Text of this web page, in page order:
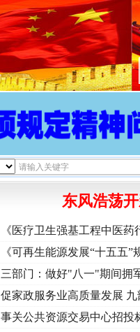
东风浩荡
《医疗卫生强基工程中医
《可再生能源发展“十五五”
三部门：做好"八一"期间拥
促家政服务业高质量发展
事关公共资源交易中心招投